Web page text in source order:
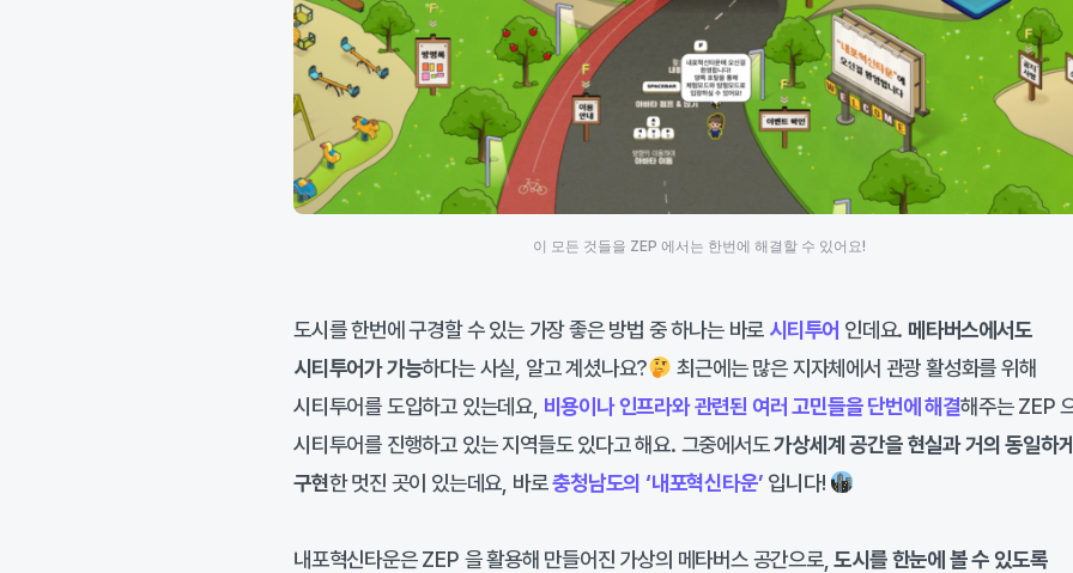
이 모든 것들을 ZEP 에서는 한번에 해결할 수 있어요!
도시를 한번에 구경할 수 있는 가장 좋은 방법 중 하나는 바로 시티투어 인데요. 메타버스에서도
시티투어가 가능하다는 사실, 알고 계셨나요?
최근에는 많은 지자체에서 관광 활성화를 위해
시티투어를 도입하고 있는데요, 비용이나 인프라와 관련된 여러 고민들을 단번에 해결해주는 ZEP
시티투어를 진행하고 있는 지역들도 있다고 해요. 그중에서도가상세계 공간을 현실과 거의 동일하게
구현한 멋진 곳이 있는데요, 바로충청남도의 ‘내포혁신타운’ 입니다!
내포혁신타운은 ZEP 을 활용해 만들어진 가상의 메타버스 공간으로,도시를 한눈에 볼 수 있도록